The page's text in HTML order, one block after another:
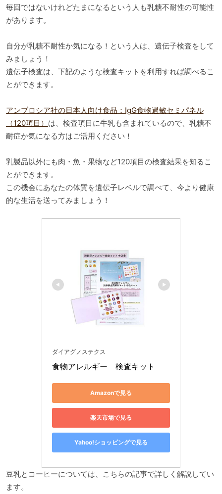
毎回ではないけれどたまになるという人も乳糖不耐性の可能性
があります。
自分が乳糖不耐性か気になる！という人は、遺伝子検査をして
みましょう！
遺伝子検査は、下記のような検査キットを利用すれば調べるこ
とができます。
アンブロシア社の日本人向け食品：IgG食物過敏セミパネル
（120項目） は、検査項目に牛乳も含まれているので、乳糖不
耐症か気になる方はご活用ください！
乳製品以外にも肉・魚・果物など120項目の検査結果を知るこ
とができます。
この機会にあなたの体質を遺伝子レベルで調べて、今より健康
的な生活を送ってみましょう！
ダイアグノステクス
食物アレルギー　検査キット
Amazonで見る
楽天市場で見る
Yahoo!ショッピングで見る
豆乳とコーヒーについては、こちらの記事で詳しく解説してい
ます。